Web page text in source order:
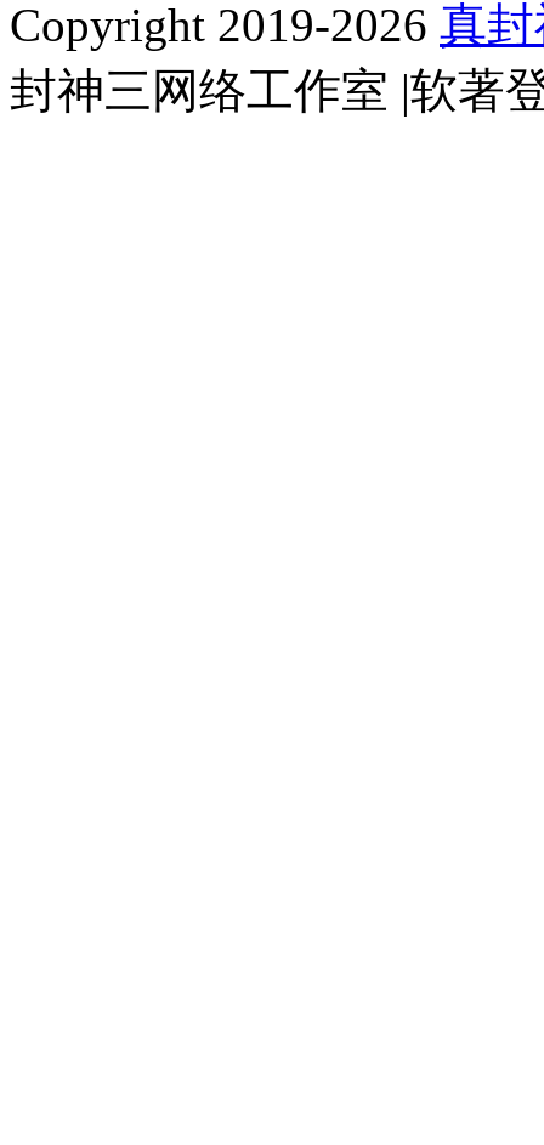
Copyright 2019-2026 真
封神三网络工作室 |软著